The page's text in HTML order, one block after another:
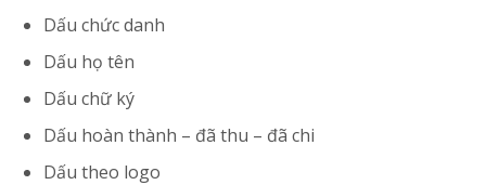
Dấu chức danh
Dấu họ tên
Dấu chữ ký
Dấu hoàn thành – đã thu – đã chi
Dấu theo logo